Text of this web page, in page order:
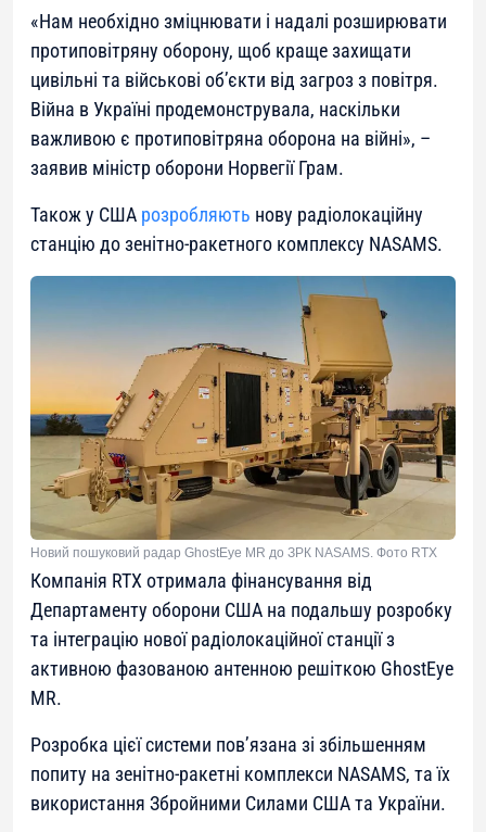
«Нам необхідно зміцнювати і надалі розширювати
протиповітряну оборону, щоб краще захищати
цивільні та військові об’єкти від загроз з повітря.
Війна в Україні продемонструвала, наскільки
важливою є протиповітряна оборона на війні», –
заявив міністр оборони Норвегії Грам.
Також у США розробляють нову радіолокаційну
станцію до зенітно-ракетного комплексу NASAMS.
Новий пошуковий радар GhostEye MR до ЗРК NASAMS. Фото RTX
Компанія RTX отримала фінансування від
Департаменту оборони США на подальшу розробку
та інтеграцію нової радіолокаційної станції з
активною фазованою антенною решіткою GhostEye
MR.
Розробка цієї системи пов’язана зі збільшенням
попиту на зенітно-ракетні комплекси NASAMS, та їх
використання Збройними Силами США та України.